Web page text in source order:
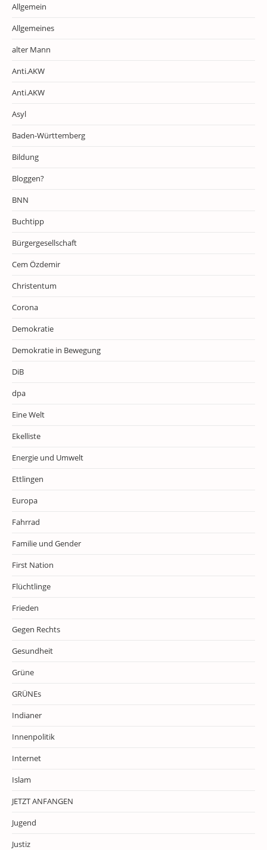
Allgemein
Allgemeines
alter Mann
Anti.AKW
Anti.AKW
Asyl
Baden-Württemberg
Bildung
Bloggen?
BNN
Buchtipp
Bürgergesellschaft
Cem Özdemir
Christentum
Corona
Demokratie
Demokratie in Bewegung
DiB
dpa
Eine Welt
Ekelliste
Energie und Umwelt
Ettlingen
Europa
Fahrrad
Familie und Gender
First Nation
Flüchtlinge
Frieden
Gegen Rechts
Gesundheit
Grüne
GRÜNEs
Indianer
Innenpolitik
Internet
Islam
JETZT ANFANGEN
Jugend
Justiz